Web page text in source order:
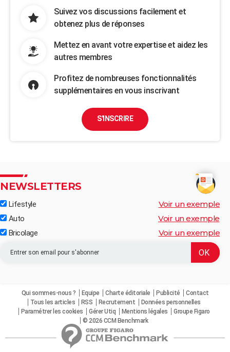
Suivez vos discussions facilement et
obtenez plus de réponses
Mettez en avant votre expertise et aidez les
autres membres
Profitez de nombreuses fonctionnalités
supplémentaires en vous inscrivant
S'INSCRIRE
NEWSLETTERS
Lifestyle Voir un exemple
Auto Voir un exemple
Bricolage Voir un exemple
Qui sommes-nous ? Equipe Charte éditoriale Publicité
Contact
Tous les articles
RSS Recrutement
Données personnelles
Paramétrer les cookies
Gérer Utiq Mentions légales
Groupe Figaro
© 2026 CCM Benchmark